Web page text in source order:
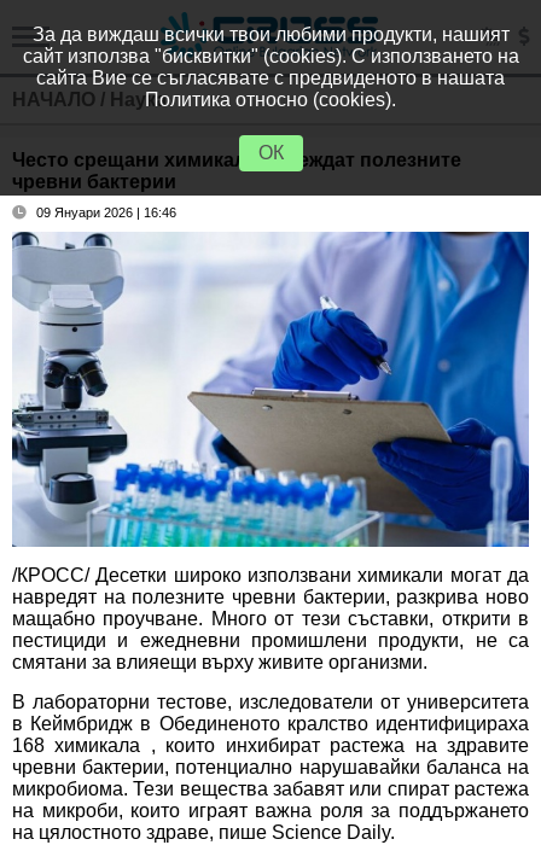
НАЧАЛО / Наука
Често срещани химикали увреждат полезните
чревни бактерии
09 Януари 2026 | 16:46
/КРОСС/ Десетки широко използвани химикали могат да
навредят на полезните чревни бактерии, разкрива ново
мащабно проучване. Много от тези съставки, открити в
пестициди и ежедневни промишлени продукти, не са
смятани за влияещи върху живите организми.
В лабораторни тестове, изследователи от университета
в Кеймбридж в Обединеното кралство идентифицираха
168 химикала , които инхибират растежа на здравите
чревни бактерии, потенциално нарушавайки баланса на
микробиома. Тези вещества забавят или спират растежа
на микроби, които играят важна роля за поддържането
на цялостното здраве, пише Science Daily.
За да виждаш всички твои любими продукти, нашият
сайт използва "бисквитки" (cookies). С използването на
сайта Вие се съгласявате с предвиденото в нашата
Политика относно (cookies).
ОК